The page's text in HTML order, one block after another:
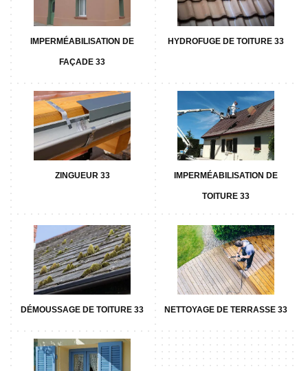
IMPERMÉABILISATION DE
FAÇADE 33
HYDROFUGE DE TOITURE 33
ZINGUEUR 33 IMPERMÉABILISATION DE
TOITURE 33
DÉMOUSSAGE DE TOITURE 33 NETTOYAGE DE TERRASSE 33